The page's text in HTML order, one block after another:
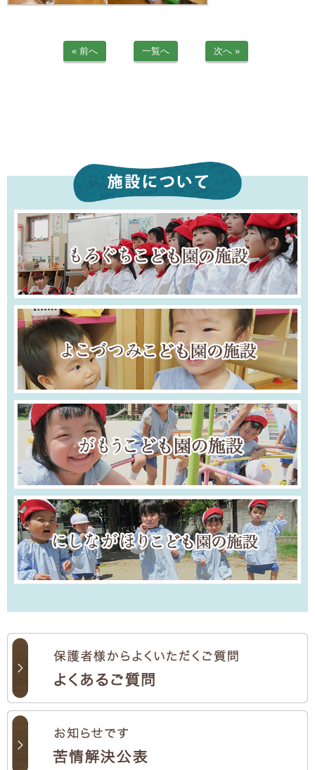
« 前へ 一覧へ 次へ »
防災計画